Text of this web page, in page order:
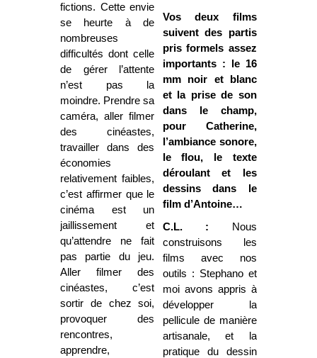
fictions. Cette envie
se heurte à de
nombreuses
difficultés dont celle
de gérer l’attente
n’est pas la
moindre. Prendre sa
caméra, aller filmer
des cinéastes,
travailler dans des
économies
relativement faibles,
c’est affirmer que le
cinéma est un
jaillissement et
qu’attendre ne fait
pas partie du jeu.
Aller filmer des
cinéastes, c’est
sortir de chez soi,
provoquer des
rencontres,
apprendre,
Vos deux films
suivent des partis
pris formels assez
importants : le 16
mm noir et blanc
et la prise de son
dans le champ,
pour Catherine,
l’ambiance sonore,
le flou, le texte
déroulant et les
dessins dans le
film d’Antoine…
C.L. : Nous
construisons les
films avec nos
outils : Stephano et
moi avons appris à
développer la
pellicule de manière
artisanale, et la
pratique du dessin